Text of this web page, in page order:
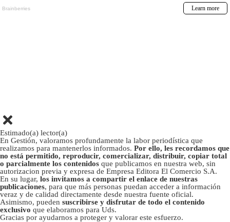
Estimado(a) lector(a)
En Gestión, valoramos profundamente la labor periodística que
realizamos para mantenerlos informados. Por ello, les recordamos que
no está permitido, reproducir, comercializar, distribuir, copiar total
o parcialmente los contenidos que publicamos en nuestra web, sin
autorizacion previa y expresa de Empresa Editora El Comercio S.A.
En su lugar, los invitamos a compartir el enlace de nuestras
publicaciones, para que más personas puedan acceder a información
veraz y de calidad directamente desde nuestra fuente oficial.
Asimismo, pueden suscribirse y disfrutar de todo el contenido
exclusivo que elaboramos para Uds.
Gracias por ayudarnos a proteger y valorar este esfuerzo.